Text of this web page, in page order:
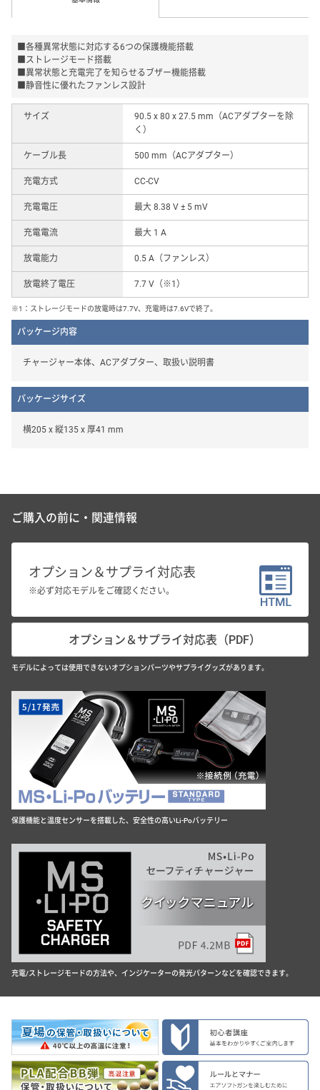
■各種異常状態に対応する6つの保護機能搭載
■ストレージモード搭載
■異常状態と充電完了を知らせるブザー機能搭載
■静音性に優れたファンレス設計
サイズ
90.5 x 80 x 27.5 mm（ACアダプターを除
く）
ケーブル長 500 mm（ACアダプター）
充電方式 CC-CV
充電電圧 最大 8.38 V ± 5 mV
充電電流 最大 1 A
放電能力 0.5 A（ファンレス）
放電終了電圧 7.7 V（※1）
※1：ストレージモードの放電時は7.7V、充電時は7.6Vで終了。
パッケージ内容
チャージャー本体、ACアダプター、取扱い説明書
パッケージサイズ
横205 x 縦135 x 厚41 mm
ご購入の前に・関連情報
オプション＆サプライ対応表
※必ず対応モデルをご確認ください。
オプション＆サプライ対応表（PDF）
モデルによっては使用できないオプションパーツやサプライグッズがあります。
保護機能と温度センサーを搭載した、安全性の高いLi-Poバッテリー
充電/ストレージモードの方法や、インジケーターの発光パターンなどを確認できます。